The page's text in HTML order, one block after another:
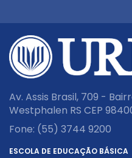
Av. Assis Brasil, 709 -
Westphalen RS CEP
Fone: (55) 3744 9200
ESCOLA DE EDUCAÇÃO BÁSICA